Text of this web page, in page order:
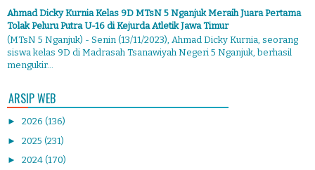
Ahmad Dicky Kurnia Kelas 9D MTsN 5 Nganjuk Meraih Juara Pertama
Tolak Peluru Putra U-16 di Kejurda Atletik Jawa Timur
(MTsN 5 Nganjuk) - Senin (13/11/2023), Ahmad Dicky Kurnia, seorang
siswa kelas 9D di Madrasah Tsanawiyah Negeri 5 Nganjuk, berhasil
mengukir...
ARSIP WEB
► 2026 (136)
► 2025 (231)
► 2024 (170)